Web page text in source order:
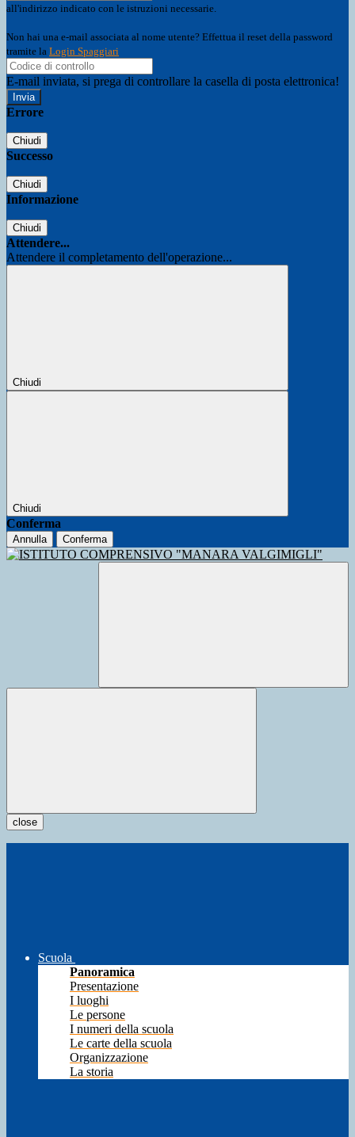
all'indirizzo indicato con le istruzioni necessarie.
Non hai una e-mail associata al nome utente? Effettua il reset della password
tramite la Login Spaggiari
E-mail inviata, si prega di controllare la casella di posta elettronica!
Errore
Chiudi
Successo
Chiudi
Informazione
Chiudi
Attendere...
Attendere il completamento dell'operazione...
Chiudi
Chiudi
Conferma
Annulla Conferma
close
Scuola
Panoramica
Presentazione
I luoghi
Le persone
I numeri della scuola
Le carte della scuola
Organizzazione
La storia